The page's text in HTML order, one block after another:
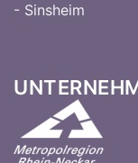
- Sinsheim